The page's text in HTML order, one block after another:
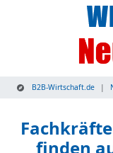
B2B-Wirtschaft.de
finden